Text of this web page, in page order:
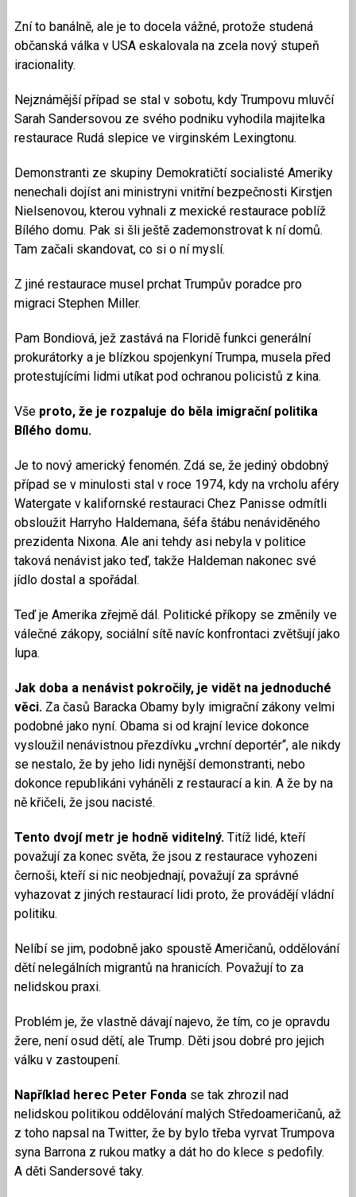
Zní to banálně, ale je to docela vážné, protože studená
občanská válka v USA eskalovala na zcela nový stupeň
iracionality.
Nejznámější případ se stal v sobotu, kdy Trumpovu mluvčí
Sarah Sandersovou ze svého podniku vyhodila majitelka
restaurace Rudá slepice ve virginském Lexingtonu.
Demonstranti ze skupiny Demokratičtí socialisté Ameriky
nenechali dojíst ani ministryni vnitřní bezpečnosti Kirstjen
Nielsenovou, kterou vyhnali z mexické restaurace poblíž
Bílého domu. Pak si šli ještě zademonstrovat k ní domů.
Tam začali skandovat, co si o ní myslí.
Z jiné restaurace musel prchat Trumpův poradce pro
migraci Stephen Miller.
Pam Bondiová, jež zastává na Floridě funkci generální
prokurátorky a je blízkou spojenkyní Trumpa, musela před
protestujícími lidmi utíkat pod ochranou policistů z kina.
Vše proto, že je rozpaluje do běla imigrační politika
Bílého domu.
Je to nový americký fenomén. Zdá se, že jediný obdobný
případ se v minulosti stal v roce 1974, kdy na vrcholu aféry
Watergate v kalifornské restauraci Chez Panisse odmítli
obsloužit Harryho Haldemana, šéfa štábu nenáviděného
prezidenta Nixona. Ale ani tehdy asi nebyla v politice
taková nenávist jako teď, takže Haldeman nakonec své
jídlo dostal a spořádal.
Teď je Amerika zřejmě dál. Politické příkopy se změnily ve
válečné zákopy, sociální sítě navíc konfrontaci zvětšují jako
lupa.
Jak doba a nenávist pokročily, je vidět na jednoduché
věci. Za časů Baracka Obamy byly imigrační zákony velmi
podobné jako nyní. Obama si od krajní levice dokonce
vysloužil nenávistnou přezdívku „vrchní deportér“, ale nikdy
se nestalo, že by jeho lidi nynější demonstranti, nebo
dokonce republikáni vyháněli z restaurací a kin. A že by na
ně křičeli, že jsou nacisté.
Tento dvojí metr je hodně viditelný. Titíž lidé, kteří
považují za konec světa, že jsou z restaurace vyhozeni
černoši, kteří si nic neobjednají, považují za správné
vyhazovat z jiných restaurací lidi proto, že provádějí vládní
politiku.
Nelíbí se jim, podobně jako spoustě Američanů, oddělování
dětí nelegálních migrantů na hranicích. Považují to za
nelidskou praxi.
Problém je, že vlastně dávají najevo, že tím, co je opravdu
žere, není osud dětí, ale Trump. Děti jsou dobré pro jejich
válku v zastoupení.
Například herec Peter Fonda se tak zhrozil nad
nelidskou politikou oddělování malých Středoameričanů, až
z toho napsal na Twitter, že by bylo třeba vyrvat Trumpova
syna Barrona z rukou matky a dát ho do klece s pedofily.
A děti Sandersové taky.